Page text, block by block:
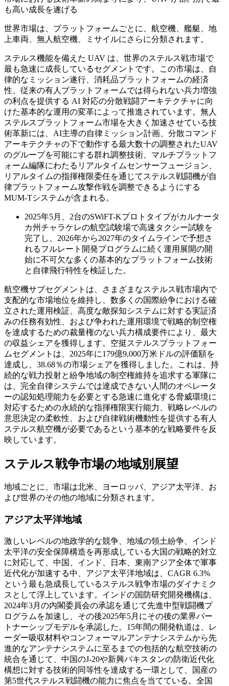
も高い成長を遂げる
世界市場は、プラットフォームごとに、航空機、艦艇、地
上車両、無人航空機、ミサイルにさらに分類されます。
ステルス機能を備えた UAV は、世界のステルス戦市場で
最も急速に成長しているセグメントです。この市場は、自
律的なミッション遂行、消耗品プラットフォームの経済
性、従来の有人プラットフォームでは得られない兵力増強
の利点を提供する AI 対応の分散戦闘アーキテクチャに向
けた基本的な運用の変革によって推進されています。無人
ステルスプラットフォーム市場を大きく加速させている技
術革新には、AI主導の自律ミッション計画、分散コマンド
アーキテクチャの下で動作する最大数十の調整されたUAV
のグループを可能にする群れ調整技術、マルチプラットフ
ォーム編隊にわたるリアルタイムセンサーフュージョン、
リアルタイムの指揮権限委任を通じてステルス戦闘機が自
律プラットフォーム攻撃作戦を調整できるようにする
MUM-Tシステムが含まれる。
2025年5月、2台のSWiFT-Kプロトタイプがカルナータ
カ州チャラケレの航空試験場で高速タクシー試験を
完了し、2026年から2027年のタイムラインで予想さ
れるフルレート開発プログラムに続く運用展開の開
始に不可欠な多くの基本的なプラットフォーム技術
と自律飛行特性を検証した。
航空機サブセグメントは、さまざまなステルス戦市場内で
支配的な市場地位を維持し、数多くの国際紛争における確
立された運用検証、高度な敵探知システムに対する実証済
みの任務有効性、および争われた運用環境で戦略的制空権
を達成するための裁量権のない兵力構成要件により、最大
の収益シェアを獲得します。空挺ステルスプラットフォー
ムセグメントは、2025年に179億9,000万米ドルの評価額を
達成し、38.68％の市場シェアを獲得しました。これは、持
続的な戦力投射と紛争地域の制空権維持を追求する軍隊に
は、完全自律システムでは達成できない人間のオペレータ
ーの認知処理能力を必要とする急速に進化する脅威環境に
対応するための永続的な指揮権限実行能力、戦略レベルの
意思決定の柔軟性、および自律戦術機動性を提供する有人
ステルス航空機が必要であるという基本的な戦略要件を反
映しています。
ステルス戦争市場の地域別展望
地域ごとに、市場は北米、ヨーロッパ、アジア太平洋、お
よび世界のその他の地域に分類されます。
アジア太平洋地域
激しいレベルの地政学的な競争、地域の領土紛争、インド
太平洋の安全保障構造を再形成している大国の戦略的対立
に対応して、中国、インド、日本、東南アジア全体で軍事
近代化が加速する中、アジア太平洋地域は、CAGR 6.3%
という最も急成長しているステルス戦争市場のダイナミク
スとして浮上しています。インドの国防研究開発機構は、
2024年3月の内閣委員会の承認を通じて先進中型戦闘機プ
ログラムを加速し、その後2025年5月にその後の業界パー
トナーシップモデルを承認した。15年間の開発軌道は、レ
ーダー吸収材料やコンフォーマルアンテナシステムから先
進的なアンテナシステムに至るまでの包括的な航空技術の
統合を通じて、中国のJ-20や新興パキスタンの防衛近代化
構想に対する技術的同等性を達成する一環として、国産の
第5世代ステルス戦闘機の能力に焦点を当てている。全国